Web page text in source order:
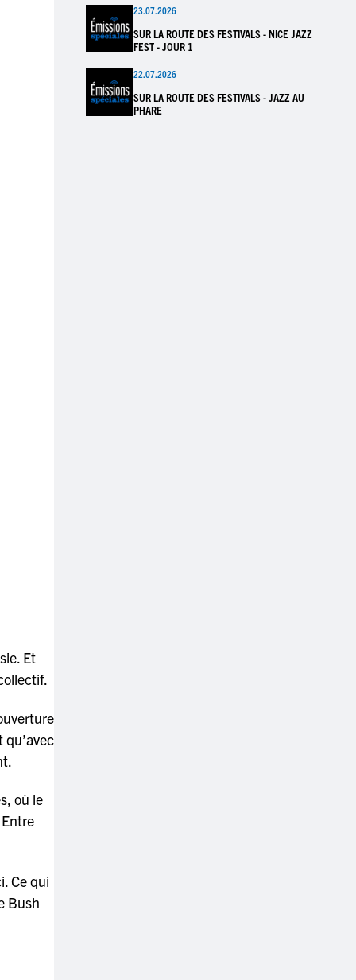
Et
où le
Ce qui
Bush
23.07.2026
SUR LA ROUTE DES FESTIVALS - NICE JAZZ
FEST - JOUR 1
22.07.2026
SUR LA ROUTE DES FESTIVALS - JAZZ AU
PHARE